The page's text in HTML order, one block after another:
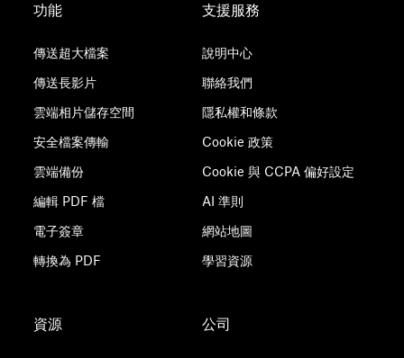
功能
傳送超大檔案
傳送長影片
雲端相片儲存空間
安全檔案傳輸
雲端備份
編輯 PDF 檔
電子簽章
轉換為 PDF
支援服務
說明中心
聯絡我們
隱私權和條款
Cookie 政策
Cookie 與 CCPA 偏好設定
AI 準則
網站地圖
學習資源
資源 公司